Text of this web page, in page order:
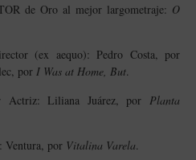
de Oro al mejor largometraje: O
(ex aequo): Pedro Costa, por
por I Was at Home, But.
Liliana Juárez, por Planta
Ventura, por Vitalina Varela.